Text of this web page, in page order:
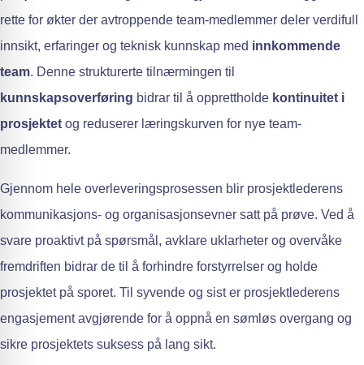
rette for økter der avtroppende team-medlemmer deler verdifull
innsikt, erfaringer og teknisk kunnskap med innkommende
team. Denne strukturerte tilnærmingen til
kunnskapsoverføring bidrar til å opprettholde kontinuitet i
prosjektet og reduserer læringskurven for nye team-
medlemmer.
Gjennom hele overleveringsprosessen blir prosjektlederens
kommunikasjons- og organisasjonsevner satt på prøve. Ved å
svare proaktivt på spørsmål, avklare uklarheter og overvåke
fremdriften bidrar de til å forhindre forstyrrelser og holde
prosjektet på sporet. Til syvende og sist er prosjektlederens
engasjement avgjørende for å oppnå en sømløs overgang og
sikre prosjektets suksess på lang sikt.